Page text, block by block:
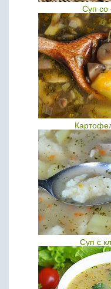
Суп со
Суп с